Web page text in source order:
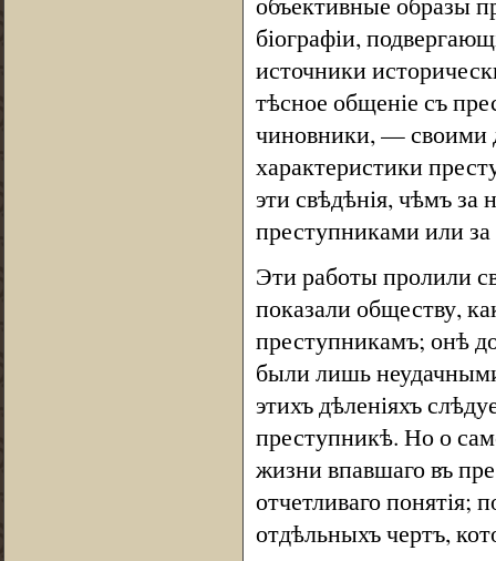
біографіи,
источники
тѣсное общеніе съ
чиновники, — своими
характеристики
эти свѣдѣнія, чѣмъ за
преступниками или за
Эти работы пролили
показали обществу,
преступникамъ; онѣ
были лишь
этихъ дѣленіяхъ
преступникѣ. Но о
жизни впавшаго въ
отчетливаго понятія;
отдѣльныхъ чертъ,